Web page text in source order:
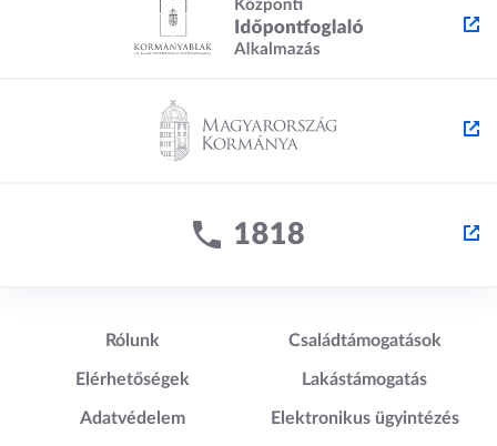
Lábléc1
Rólunk
Elérhetőségek
Adatvédelem
Lábléc2
Családtámogatások
Lakástámogatás
Elektronikus ügyintézés